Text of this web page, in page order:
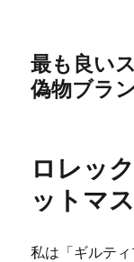
最も良い
偽物ブラ
ロレッ
ットマ
私は「ギルテ